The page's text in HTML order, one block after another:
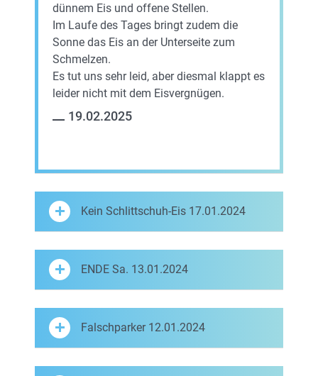
dünnem Eis und offene Stellen.
Im Laufe des Tages bringt zudem die
Sonne das Eis an der Unterseite zum
Schmelzen.
Es tut uns sehr leid, aber diesmal klappt es
leider nicht mit dem Eisvergnügen.
19.02.2025
Kein Schlittschuh-Eis 17.01.2024
ENDE Sa. 13.01.2024
Falschparker 12.01.2024